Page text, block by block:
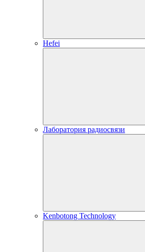
Hefei
Лаборатория радиосвязи
Kenbotong Technology